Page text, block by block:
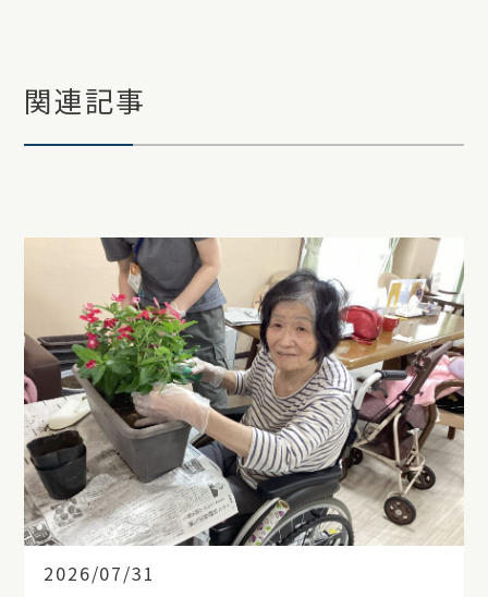
関連記事
2026/07/31